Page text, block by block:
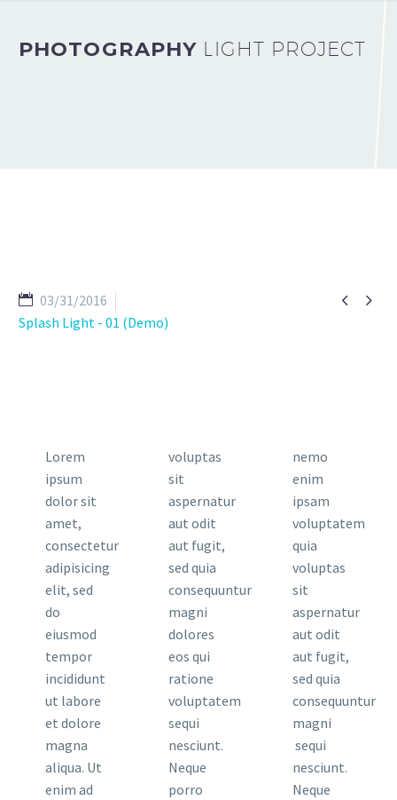
PHOTOGRAPHY LIGHT PROJECT
 
03/31/2016
Splash Light - 01 (Demo)
Lorem
ipsum
dolor sit
amet,
consectetur
adipisicing
elit, sed
do
eiusmod
tempor
incididunt
ut labore
et dolore
magna
aliqua. Ut
enim ad
voluptas
sit
aspernatur
aut odit
aut fugit,
sed quia
consequuntur
magni
dolores
eos qui
ratione
voluptatem
sequi
nesciunt.
Neque
porro
nemo
enim
ipsam
voluptatem
quia
voluptas
sit
aspernatur
aut odit
aut fugit,
sed quia
consequuntur
magni
sequi
nesciunt.
Neque